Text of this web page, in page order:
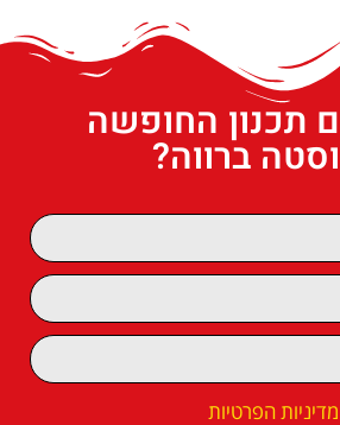
תכנון החופשה
ברווה?
מדיניות הפרטיות